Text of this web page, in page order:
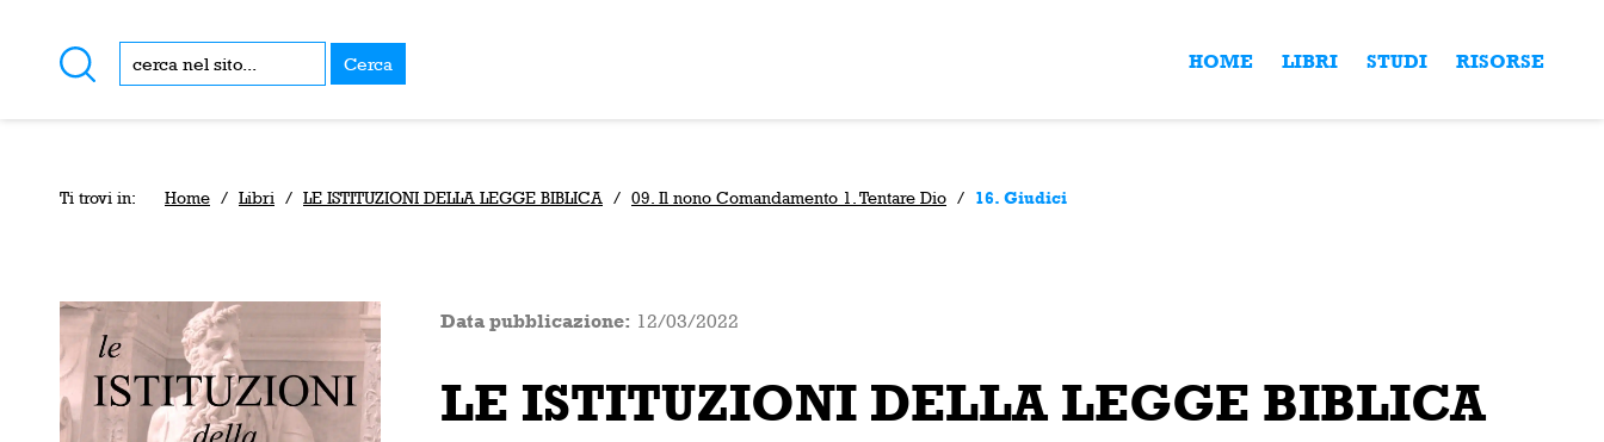
Cerca HOME LIBRI STUDI RISORSE
Ti trovi in: Home / Libri / LE ISTITUZIONI DELLA LEGGE BIBLICA / 09. Il nono Comandamento 1. Tentare Dio / 16. Giudici
Data pubblicazione: 12/03/2022
LE ISTITUZIONI DELLA LEGGE BIBLICA